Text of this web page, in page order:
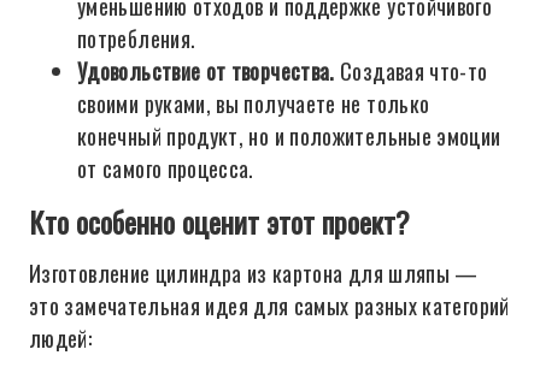
потребления.
Удовольствие от творчества. Создавая что-то
своими руками, вы получаете не только
конечный продукт, но и положительные эмоции
от самого процесса.
Кто особенно оценит этот проект?
Изготовление цилиндра из картона для шляпы —
это замечательная идея для самых разных категорий
людей: